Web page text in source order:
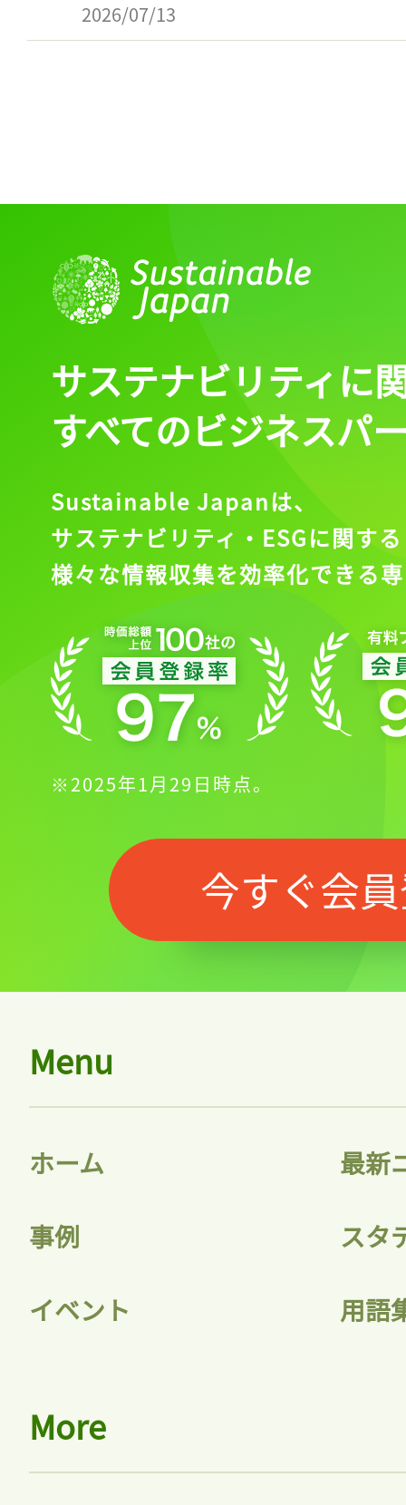
2026/07/13
サステナビリティに
すべてのビジネスパ
Sustainable Japanは、
サステナビリティ・ESGに関する
様々な情報収集を効率化できる
※2025年1月29日時点。
今すぐ会
Menu
ホーム 最新
事例 スタ
イベント 用語
More